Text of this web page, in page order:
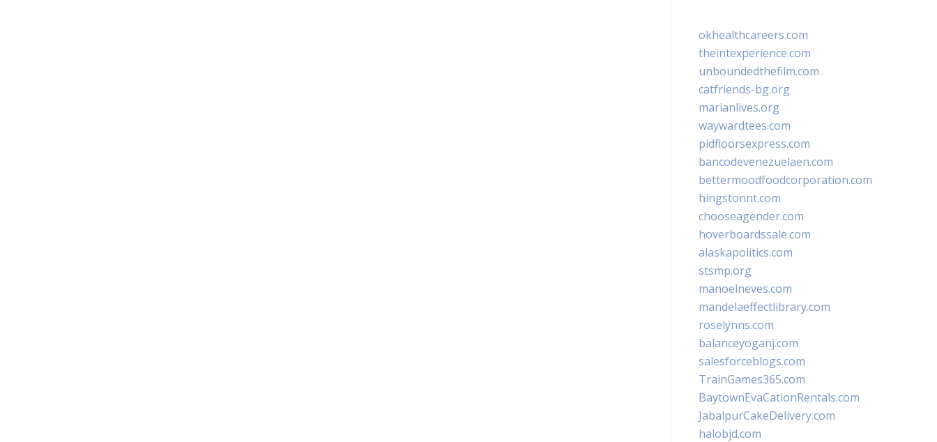
okhealthcareers.com
theintexperience.com
unboundedthefilm.com
catfriends-bg.org
marianlives.org
waywardtees.com
pidfloorsexpress.com
bancodevenezuelaen.com
bettermoodfoodcorporation.com
hingstonnt.com
chooseagender.com
hoverboardssale.com
alaskapolitics.com
stsmp.org
manoelneves.com
mandelaeffectlibrary.com
roselynns.com
balanceyoganj.com
salesforceblogs.com
TrainGames365.com
BaytownEvaCationRentals.com
JabalpurCakeDelivery.com
halobjd.com